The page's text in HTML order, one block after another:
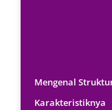
Mengenal
Karakteristiknya